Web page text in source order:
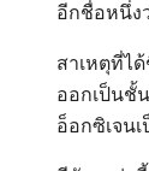
อีกชื่อหนึ่งว่
สาเหตุที่ไ
ออกเป็นชั้
อ็อกซิเจน